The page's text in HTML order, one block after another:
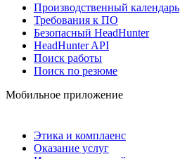
Производственный календарь
Требования к ПО
Безопасный HeadHunter
HeadHunter API
Поиск работы
Поиск по резюме
Мобильное приложение
Этика и комплаенс
Оказание услуг